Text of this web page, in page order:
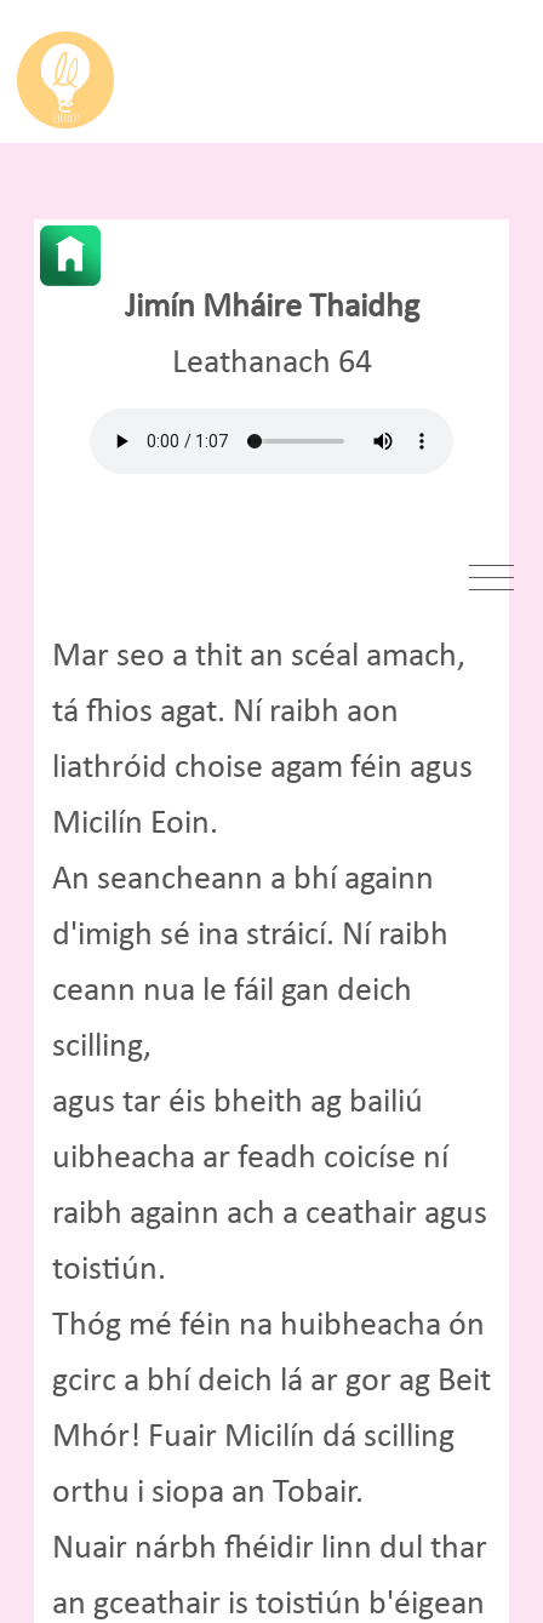
Jimín Mháire Thaidhg
Leathanach 64
Mar seo a thit an scéal amach,
tá fhios agat. Ní raibh aon
liathróid choise agam féin agus
Micilín Eoin.
An seancheann a bhí againn
d'imigh sé ina stráicí. Ní raibh
ceann nua le fáil gan deich
scilling,
agus tar éis bheith ag bailiú
uibheacha ar feadh coicíse ní
raibh againn ach a ceathair agus
toistiún.
Thóg mé féin na huibheacha ón
gcirc a bhí deich lá ar gor ag Beit
Mhór! Fuair Micilín dá scilling
orthu i siopa an Tobair.
Nuair nárbh fhéidir linn dul thar
an gceathair is toistiún b'éigean